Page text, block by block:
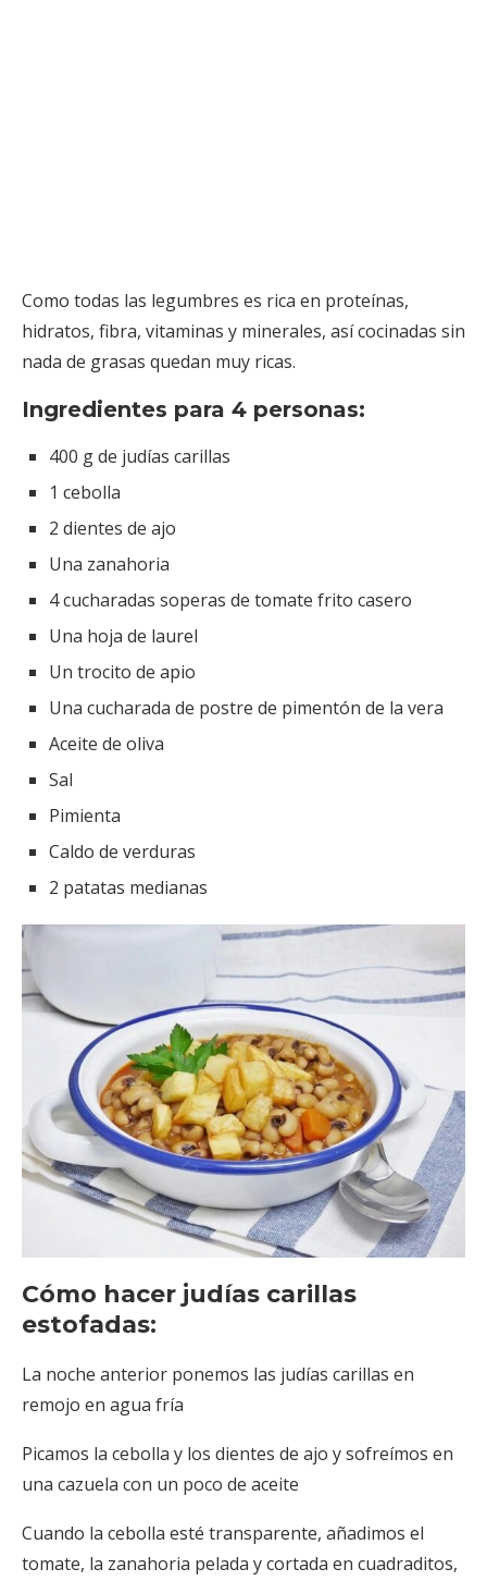
Como todas las legumbres es rica en proteínas,
hidratos, fibra, vitaminas y minerales, así cocinadas sin
nada de grasas quedan muy ricas.
Ingredientes para 4 personas:
400 g de judías carillas
1 cebolla
2 dientes de ajo
Una zanahoria
4 cucharadas soperas de tomate frito casero
Una hoja de laurel
Un trocito de apio
Una cucharada de postre de pimentón de la vera
Aceite de oliva
Sal
Pimienta
Caldo de verduras
2 patatas medianas
Cómo hacer judías carillas
estofadas:
La noche anterior ponemos las judías carillas en
remojo en agua fría
Picamos la cebolla y los dientes de ajo y sofreímos en
una cazuela con un poco de aceite
Cuando la cebolla esté transparente, añadimos el
tomate, la zanahoria pelada y cortada en cuadraditos,